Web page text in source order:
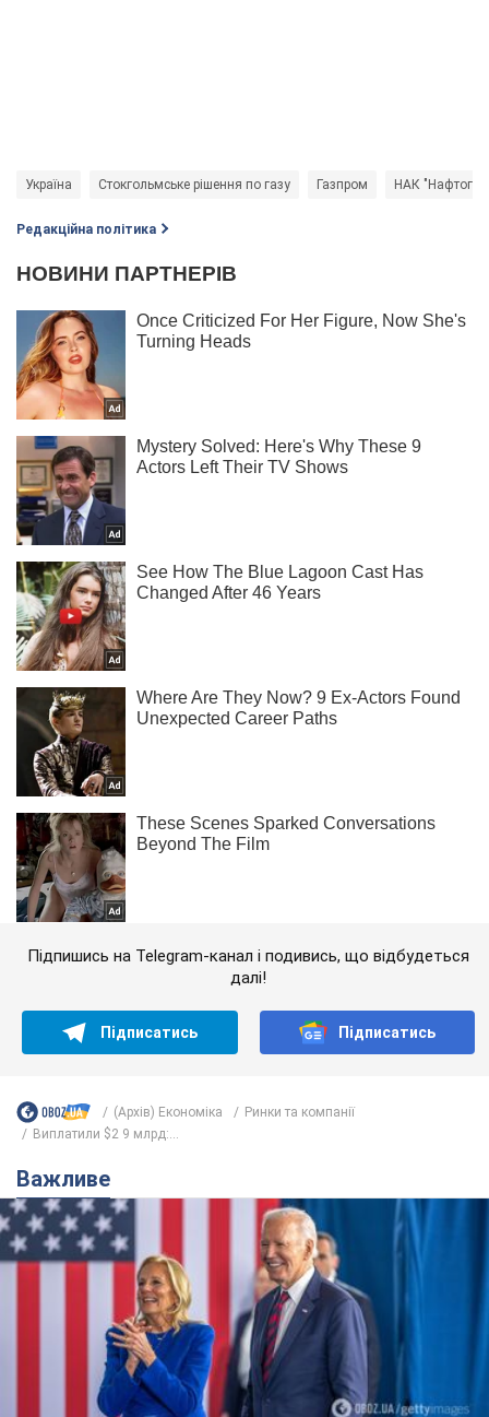
Україна Стокгольмське рішення по газу Газпром НАК
Редакційна політика
Підпишись на Telegram-канал і подивись, що відбудеться
далі!
Підписатись Підписатись
(Архів) Економіка
Ринки та компанії
Виплатили $2 9 млрд:...
Важливе